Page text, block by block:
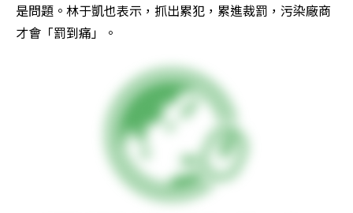
是問題。林于凱也表示，抓出累犯，累進裁罰，污染廠商
才會「罰到痛」。